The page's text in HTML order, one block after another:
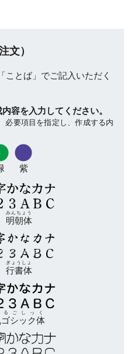
文）
ことば」でご記入いただく
容を入力してください。
必要項目を指定し、作成する内
紫
明朝体
みんちょう
行書体
ぎょうしょ
シック体
るごしっく